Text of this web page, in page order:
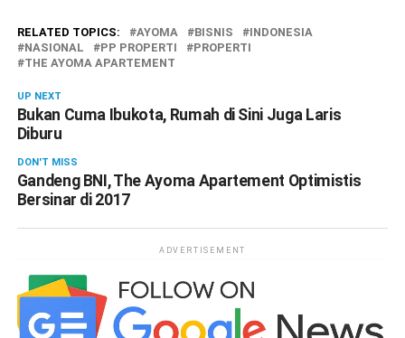
RELATED TOPICS: AYOMA BISNIS
INDONESIA
NASIONAL
PP PROPERTI
PROPERTI
THE AYOMA APARTEMENT
UP NEXT
Bukan Cuma Ibukota, Rumah di Sini Juga Laris
Diburu
DON'T MISS
Gandeng BNI, The Ayoma Apartement Optimistis
Bersinar di 2017
ADVERTISEMENT